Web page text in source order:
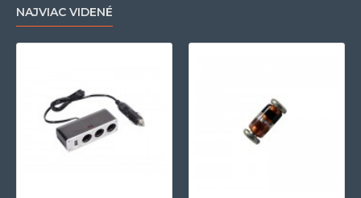
NAJVIAC VIDENÉ